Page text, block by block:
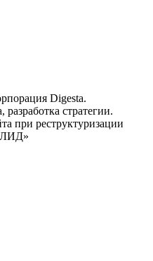
Digesta.
стратегии.
при реструктуризации